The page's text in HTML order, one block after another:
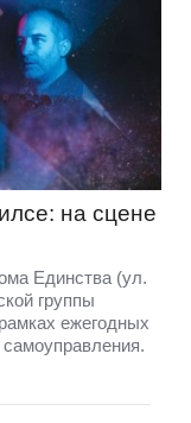
на сцене
Единства (ул.
группы
ежегодных